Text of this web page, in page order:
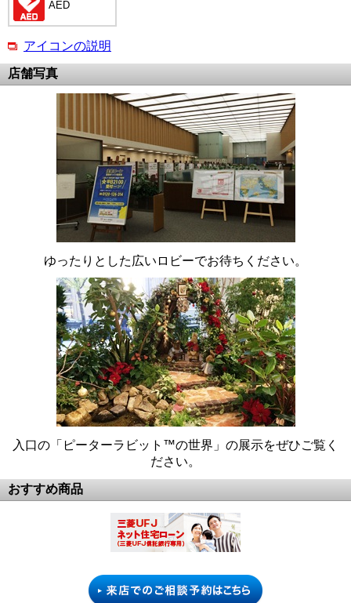
AED
アイコンの説明
店舗写真
ゆったりとした広いロビーでお待ちください。
入口の「ピーターラビット™の世界」の展示をぜひご覧く
ださい。
おすすめ商品